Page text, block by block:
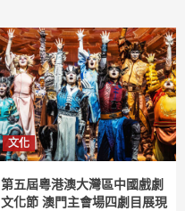
文化
第五屆粵港澳大灣區中國戲劇
文化節 澳門主會場四劇目展現